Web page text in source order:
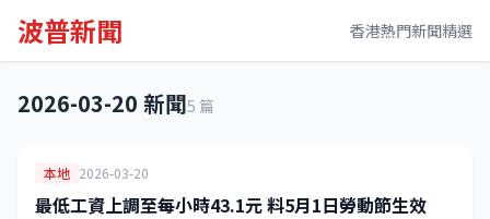
波普新聞 香港熱門新聞精選
2026-03-20 新聞5 篇
本地 2026-03-20
最低工資上調至每小時43.1元 料5月1日勞動節生效